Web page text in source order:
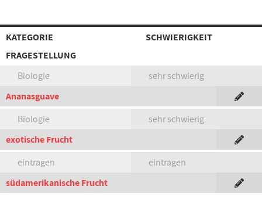
KATEGORIE
SCHWIERIGKEIT
FRAGESTELLUNG
Biologie
sehr schwierig
Ananasguave
Biologie
sehr schwierig
exotische Frucht
eintragen
eintragen
südamerikanische Frucht